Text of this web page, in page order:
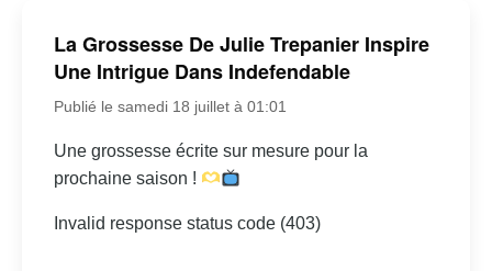
La Grossesse De Julie Trepanier Inspire
Une Intrigue Dans Indefendable
Publié le samedi 18 juillet à 01:01
Une grossesse écrite sur mesure pour la
prochaine saison !
Invalid response status code (403)